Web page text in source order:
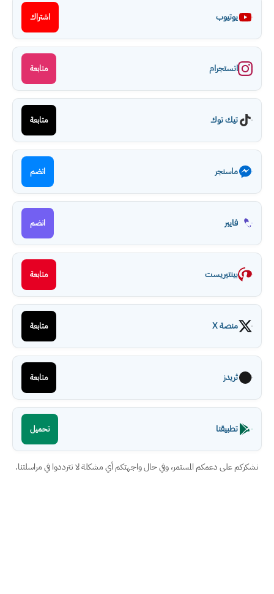
يوتيوب اشتراك
انستجرام متابعة
تيك توك متابعة
ماسنجر انضم
فايبر انضم
بينتيريست متابعة
منصة X متابعة
ثريدز متابعة
تطبيقنا تحميل
نشكركم على دعمكم المستمر، وفي حال واجهتكم أي مشكلة لا تترددوا في مراسلتنا.